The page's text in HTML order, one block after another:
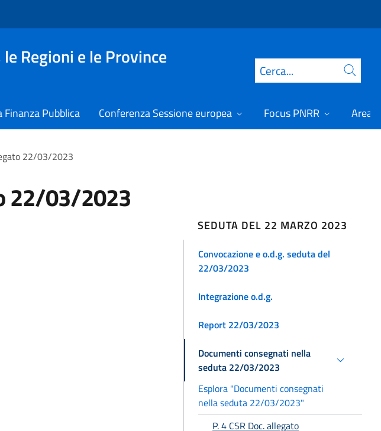
Regioni e le Province
Cerca
Finanza Pubblica Conferenza Sessione europea Focus PNRR Area
22/03/2023
22/03/2023
SEDUTA DEL 22 MARZO 2023
Convocazione e o.d.g. seduta del
22/03/2023
Integrazione o.d.g.
Report 22/03/2023
Documenti consegnati nella
seduta 22/03/2023
Esplora "Documenti consegnati
nella seduta 22/03/2023"
P. 4 CSR Doc. allegato